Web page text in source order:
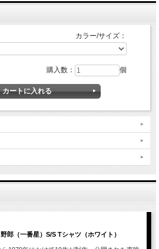
カラー/サイズ：
購入数： 個
野郎（一番星）S/S Tシャツ（ホワイト）